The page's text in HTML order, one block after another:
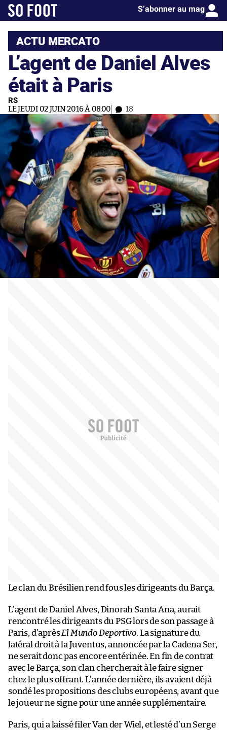
S’abonner au mag
ACTU MERCATO
L’agent de Daniel Alves
était à Paris
RS
LE JEUDI 02 JUIN 2016 À 08:00 18
Le clan du Brésilien rend fous les dirigeants du Barça.
L’agent de Daniel Alves, Dinorah Santa Ana, aurait
rencontré les dirigeants du PSG lors de son passage à
Paris, d’aprèsEl Mundo Deportivo. La signature du
latéral droit à la Juventus, annoncée par la Cadena Ser,
ne serait donc pas encore entérinée. En fin de contrat
avec le Barça, son clan chercherait à le faire signer
chez le plus offrant. L’année dernière, ils avaient déjà
sondé les propositions des clubs européens, avant que
le joueur ne signe pour une année supplémentaire.
Paris, qui a laissé filer Van der Wiel, et lesté d’un Serge